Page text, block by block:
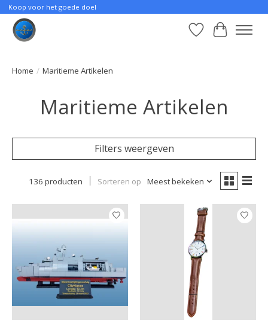
Koop voor het goede doel
Verlanglijst
Home / Maritieme Artikelen
Maritieme Artikelen
Filters weergeven
136 producten Sorteren op Meest bekeken